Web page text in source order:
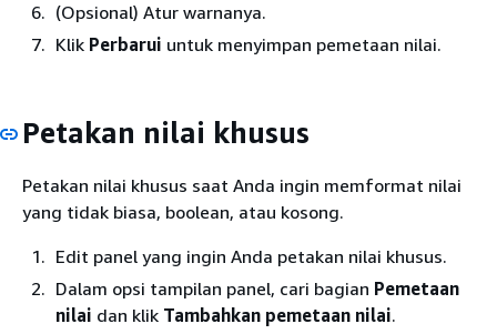
(Opsional) Atur warnanya.
Klik Perbarui untuk menyimpan pemetaan nilai.
Petakan nilai khusus
Petakan nilai khusus saat Anda ingin memformat nilai
yang tidak biasa, boolean, atau kosong.
Edit panel yang ingin Anda petakan nilai khusus.
Dalam opsi tampilan panel, cari bagian Pemetaan
nilai dan klik Tambahkan pemetaan nilai.